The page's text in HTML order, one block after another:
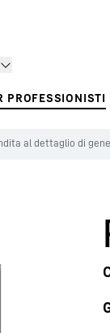
PROFESSIONISTI
al dettaglio di